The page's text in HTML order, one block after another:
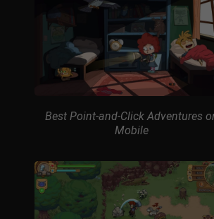
Best Point-and-Click Adventures
Mobile